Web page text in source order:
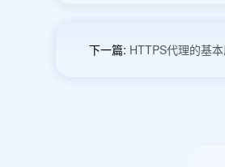
下一篇: HTTPS代理的基